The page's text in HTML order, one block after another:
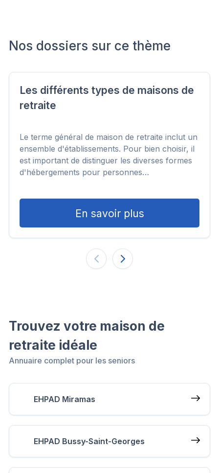
Nos dossiers sur ce thème
Les différents types de maisons de
retraite
Le terme général de maison de retraite inclut un
ensemble d'établissements. Pour bien choisir, il
est important de distinguer les diverses formes
d'hébergements pour personnes…
En savoir plus
Trouvez votre maison de
retraite idéale
Annuaire complet pour les seniors
EHPAD Miramas
EHPAD Bussy-Saint-Georges